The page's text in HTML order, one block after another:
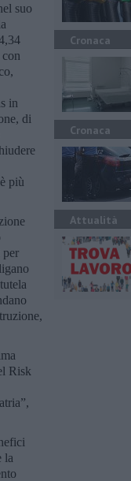
suo
in
di
più
per
Risk
la
Cronaca
Cronaca
Attualità